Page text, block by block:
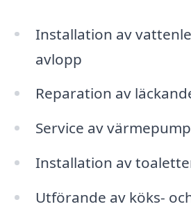
Installation av
avlopp
Reparation av
Service av
Installation av
Utförande av köks-